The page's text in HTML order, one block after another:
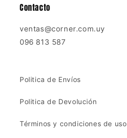
Contacto
ventas@corner.com.uy
096 813 587
Politica de Envíos
Politica de Devolución
Términos y condiciones de uso